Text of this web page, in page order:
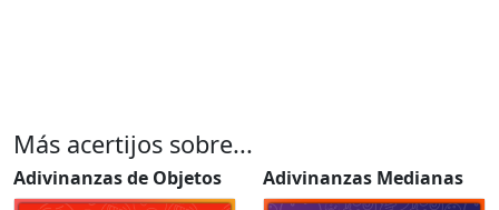
Más acertijos sobre...
Adivinanzas de Objetos Adivinanzas Medianas